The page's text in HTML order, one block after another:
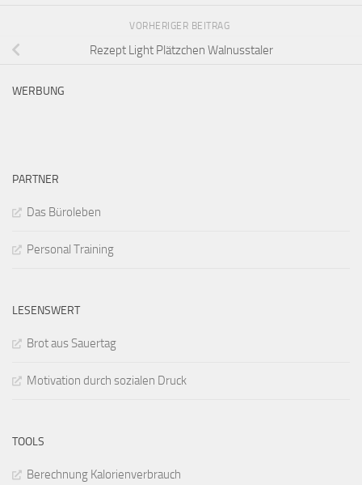
VORHERIGER BEITRAG
Rezept Light Plätzchen Walnusstaler
WERBUNG
PARTNER
Das Büroleben
Personal Training
LESENSWERT
Brot aus Sauertag
Motivation durch sozialen Druck
TOOLS
Berechnung Kalorienverbrauch